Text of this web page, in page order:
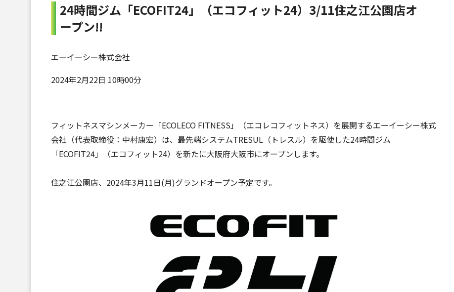
24時間ジム「ECOFIT24」（エコフィット24）3/11住之江公園店オ
ープン!!
エーイーシー株式会社
2024年2月22日 10時00分
フィットネスマシンメーカー「ECOLECO FITNESS」（エコレコフィットネス）を展開するエーイーシー株式
会社（代表取締役：中村康宏）は、最先端システムTRESUL（トレスル）を駆使した24時間ジム
「ECOFIT24」（エコフィット24）を新たに大阪府大阪市にオープンします。
住之江公園店、2024年3月11日(月)グランドオープン予定です。